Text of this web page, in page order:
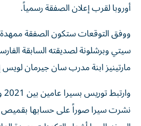
أوروبا لقرب إعلان الصفقة رسمياً.
ووفق التوقعات ستكون الصفقة
سيتي وبرشلونة لصديقته السابقة
مارتينيز ابنة مدرب سان جيرمان لويس
نشرت سيرا صوراً على حسابها بقميص